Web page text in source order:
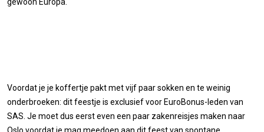
Voordat je je koffertje pakt met vijf paar sokken en te weinig
onderbroeken: dit feestje is exclusief voor EuroBonus-leden van
SAS. Je moet dus eerst even een paar zakenreisjes maken naar